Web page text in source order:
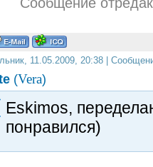
11.05.2009, 20:38 |
(Vera)
Eskimos,
понравился)